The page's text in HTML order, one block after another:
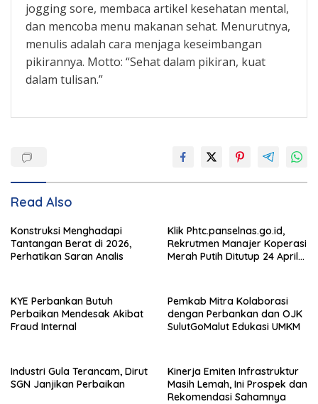
jogging sore, membaca artikel kesehatan mental,
dan mencoba menu makanan sehat. Menurutnya,
menulis adalah cara menjaga keseimbangan
pikirannya. Motto: “Sehat dalam pikiran, kuat
dalam tulisan.”
Read Also
Konstruksi Menghadapi
Tantangan Berat di 2026,
Perhatikan Saran Analis
Klik Phtc.panselnas.go.id,
Rekrutmen Manajer Koperasi
Merah Putih Ditutup 24 April
KYE Perbankan Butuh
Perbaikan Mendesak Akibat
Fraud Internal
Pemkab Mitra Kolaborasi
dengan Perbankan dan OJK
SulutGoMalut Edukasi UMKM
Industri Gula Terancam, Dirut
SGN Janjikan Perbaikan
Kinerja Emiten Infrastruktur
Masih Lemah, Ini Prospek dan
Rekomendasi Sahamnya